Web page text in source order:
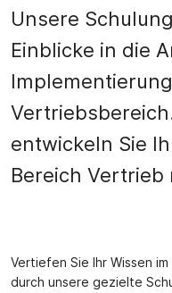
Unsere
Einblicke in die
entwickeln Sie
Bereich Vertrieb
Vertiefen Sie Ihr Wissen
durch unsere gezielte